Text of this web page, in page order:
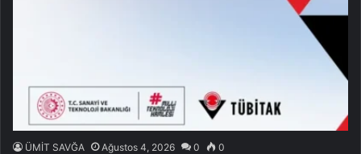
ÜMİT SAVĞA Ağustos 4, 2026 0 0